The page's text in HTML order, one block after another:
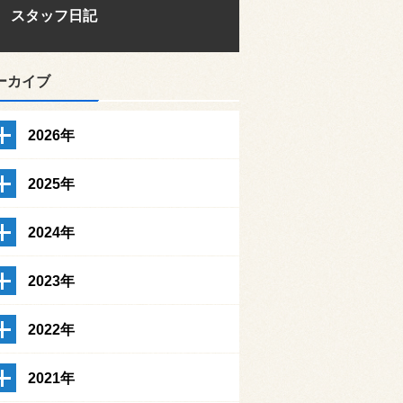
スタッフ日記
カイブ
2026年
2025年
2024年
2023年
2022年
2021年